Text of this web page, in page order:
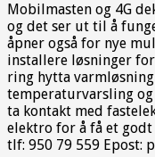
Mobilmasten og 4G
og det ser ut til å
åpner også for nye
installere løsninger
ring hytta
temperaturvarsling
ta kontakt med
elektro for å få et
tlf: 950 79 559 Epost: